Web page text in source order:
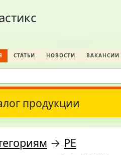
СТАТЬИ НОВОСТИ ВАКАНСИИ
продукции
→ PE